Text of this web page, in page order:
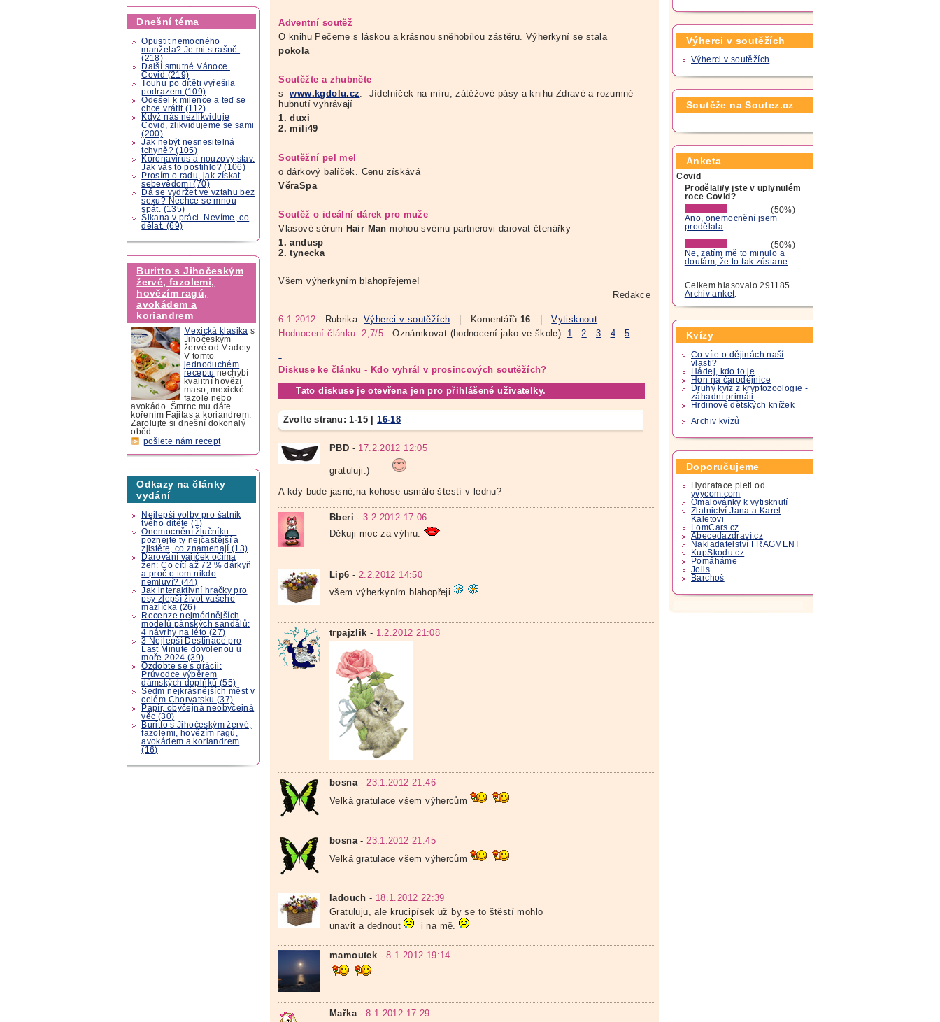
Dnešní téma
Opustit nemocného
manžela? Je mi strašně.
(218)
Další smutné Vánoce.
Covid (219)
Touhu po dítěti vyřešila
podrazem (109)
Odešel k milence a teď se
chce vrátit (112)
Když nás nezlikviduje
Covid, zlikvidujeme se sami
(200)
Jak nebýt nesnesitelná
tchyně? (105)
Koronavirus a nouzový stav.
Jak vás to postihlo? (106)
Prosím o radu, jak získat
sebevědomí (70)
Dá se vydržet ve vztahu bez
sexu? Nechce se mnou
spát. (135)
Šikana v práci. Nevíme, co
dělat. (69)
Buritto s Jihočeským
žervé, fazolemi,
hovězím ragú,
avokádem a
koriandrem
Mexická klasika s
Jihočeským
žervé od Madety.
V tomto
jednoduchém
receptu nechybí
kvalitní hovězí
maso, mexické
fazole nebo
avokádo. Šmrnc mu dáte
kořením Fajitas a koriandrem.
Zarolujte si dnešní dokonalý
oběd...
pošlete nám recept
Odkazy na články
vydání
Nejlepší volby pro šatník
tvého dítěte (1)
Onemocnění žlučníku –
poznejte ty nejčastější a
zjistěte, co znamenají (13)
Darování vajíček očima
žen: Co cítí až 72 % dárkyň
a proč o tom nikdo
nemluví? (44)
Jak interaktivní hračky pro
psy zlepší život vašeho
mazlíčka (26)
Recenze nejmódnějších
modelů pánských sandálů:
4 návrhy na léto (27)
3 Nejlepší Destinace pro
Last Minute dovolenou u
moře 2024 (39)
Ozdobte se s grácii:
Průvodce výběrem
dámských doplňků (55)
Sedm nejkrásnějších měst v
celém Chorvatsku (37)
Papír, obyčejná neobyčejná
věc (30)
Buritto s Jihočeským žervé,
fazolemi, hovězím ragú,
avokádem a koriandrem
(16)
Adventní soutěž
O knihu Pečeme s láskou a krásnou sněhobílou zástěru. Výherkyní se stala
pokola
Soutěžte a zhubněte
swww.kgdolu.cz. Jídelníček na míru, zátěžové pásy a knihu Zdravé a rozumné
hubnutí vyhrávají
1. duxi
2. mili49
Soutěžní pel mel
o dárkový balíček. Cenu získává
VěraSpa
Soutěž o ideální dárek pro muže
Vlasové sérum Hair Manmohou svému partnerovi darovat čtenářky
1. andusp
2. tynecka
Všem výherkyním blahopřejeme!
Redakce
6.1.2012 Rubrika: Výherci v soutěžích | Komentářů 16 |Vytisknout
Hodnocení článku: 2,7/5 Oznámkovat (hodnocení jako ve škole): 1 2 3 4 5
Diskuse ke článku - Kdo vyhrál v prosincových soutěžích?
Tato diskuse je otevřena jen pro přihlášené uživatelky.
Zvolte stranu:1-15 |16-18
PBD - 17.2.2012 12:05
gratuluji:)
A kdy bude jasné,na kohose usmálo štestí v lednu?
Bberi -3.2.2012 17:06
Děkuji moc za výhru.
Lip6 - 2.2.2012 14:50
všem výherkyním blahopřeji
trpajzlik - 1.2.2012 21:08
bosna-23.1.2012 21:46
Velká gratulace všem výhercům
bosna - 23.1.2012 21:45
Velká gratulace všem výhercům
ladouch - 18.1.2012 22:39
Gratuluju, ale krucipísek už by se to štěstí mohlo
unavit a dednout
i na mě.
mamoutek -8.1.2012 19:14
Mařka -8.1.2012 17:29
Výherci v soutěžích
Výherci v soutěžích
Soutěže na Soutez.cz
Anketa
Covid
Prodělali/y jste v uplynulém
roce Covid?
(50%)
Ano, onemocnění jsem
prodělala
(50%)
Ne, zatím mě to minulo a
doufám, že to tak zůstane
Celkem hlasovalo 291185.
Archiv anket.
Kvízy
Co víte o dějinách naší
vlasti?
Hádej, kdo to je
Hon na čarodějnice
Druhý kvíz z kryptozoologie -
záhadní primáti
Hrdinové dětských knížek
Archiv kvízů
Doporučujeme
Hydratace pleti od
yvycom.com
Omalovánky k vytisknutí
Zlatnictví Jana a Karel
Kaletovi
LomCars.cz
Abecedazdraví.cz
Nakladatelství FRAGMENT
KupSkodu.cz
Pomáháme
Jolis
Barchoš